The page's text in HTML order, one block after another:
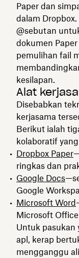
Paper dan
dalam
@sebutan
dokumen
pemulihan fail
kesilapan.
Alat
Disebabkan
kerjasama
Berikut ialah
kolaboratif
Dropbox Paper
ringkas dan
Google Docs
Google
Microsoft Word
Microsoft
Untuk pasukan
apl, kerap
mengganggu